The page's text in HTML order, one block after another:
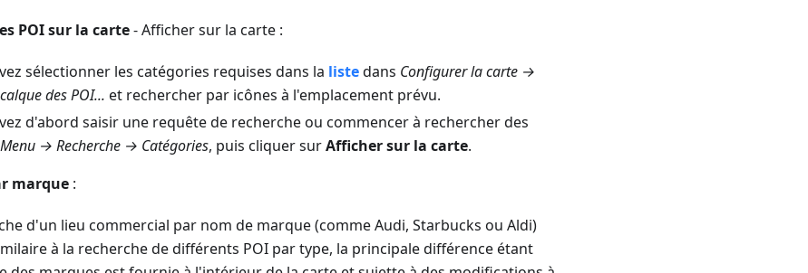
POI sur la carte- Afficher sur la carte :
sélectionner les catégories requises dans la listedans Configurer la carte →
des POI... et rechercher par icônes à l'emplacement prévu.
d'abord saisir une requête de recherche ou commencer à rechercher des
Menu → Recherche → Catégories, puis cliquer surAfficher sur la carte.
marque :
d'un lieu commercial par nom de marque (comme Audi, Starbucks ou Aldi)
à la recherche de différents POI par type, la principale différence étant